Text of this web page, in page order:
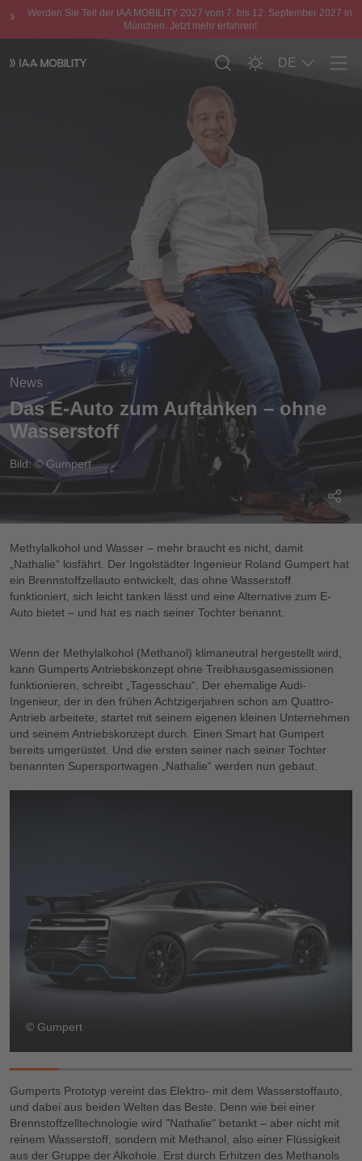
Werden Sie Teil der IAA MOBILITY 2027 vom 7. bis 12. September 2027 in
München. Jetzt mehr erfahren!
DE
News
Das E-Auto zum Auftanken – ohne
Wasserstoff
Bild: © Gumpert
Methylalkohol und Wasser – mehr braucht es nicht, damit
„Nathalie“ losfährt. Der Ingolstädter Ingenieur Roland Gumpert hat
ein Brennstoffzellauto entwickelt, das ohne Wasserstoff
funktioniert, sich leicht tanken lässt und eine Alternative zum E-
Auto bietet – und hat es nach seiner Tochter benannt.
Wenn der Methylalkohol (Methanol) klimaneutral hergestellt wird,
kann Gumperts Antriebskonzept ohne Treibhausgasemissionen
funktionieren, schreibt „Tagesschau“. Der ehemalige Audi-
Ingenieur, der in den frühen Achtzigerjahren schon am Quattro-
Antrieb arbeitete, startet mit seinem eigenen kleinen Unternehmen
und seinem Antriebskonzept durch. Einen Smart hat Gumpert
bereits umgerüstet. Und die ersten seiner nach seiner Tochter
benannten Supersportwagen „Nathalie“ werden nun gebaut.
© Gumpert
Gumperts Prototyp vereint das Elektro- mit dem Wasserstoffauto,
und dabei aus beiden Welten das Beste. Denn wie bei einer
Brennstoffzelltechnologie wird "Nathalie" betankt – aber nicht mit
reinem Wasserstoff, sondern mit Methanol, also einer Flüssigkeit
aus der Gruppe der Alkohole. Erst durch Erhitzen des Methanols